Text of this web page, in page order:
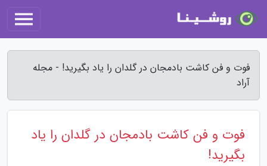
فوت و فن کاشت بادمجان در گلدان را یاد بگیرید! - مجله
آراد
فوت و فن کاشت بادمجان در گلدان را یاد
بگیرید!